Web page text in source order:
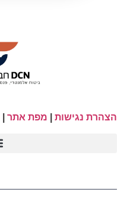
הצהרת נגישות מפת אתר